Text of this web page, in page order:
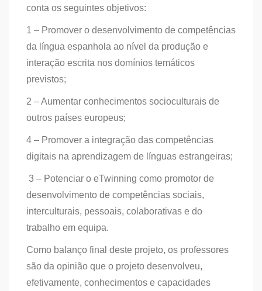
conta os seguintes objetivos:
1 – Promover o desenvolvimento de competências
da língua espanhola ao nível da produção e
interação escrita nos domínios temáticos
previstos;
2 – Aumentar conhecimentos socioculturais de
outros países europeus;
4 – Promover a integração das competências
digitais na aprendizagem de línguas estrangeiras;
3 – Potenciar o eTwinning como promotor de
desenvolvimento de competências sociais,
interculturais, pessoais, colaborativas e do
trabalho em equipa.
Como balanço final deste projeto, os professores
são da opinião que o projeto desenvolveu,
efetivamente, conhecimentos e capacidades